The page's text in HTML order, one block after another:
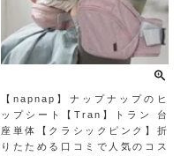
【napnap】ナップナップのヒ
ップシート【Tran】トラン 台
座単体【クラシックピンク】折
りたためる口コミで人気のコス